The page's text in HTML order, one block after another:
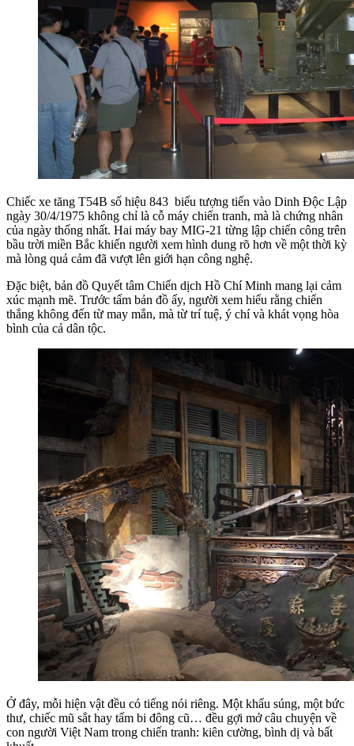
Chiếc xe tăng T54B số hiệu 843 biểu tượng tiến vào Dinh Độc Lập
ngày 30/4/1975 không chỉ là cỗ máy chiến tranh, mà là chứng nhân
của ngày thống nhất. Hai máy bay MIG-21 từng lập chiến công trên
bầu trời miền Bắc khiến người xem hình dung rõ hơn về một thời kỳ
mà lòng quả cảm đã vượt lên giới hạn công nghệ.
Đặc biệt, bản đồ Quyết tâm Chiến dịch Hồ Chí Minh mang lại cảm
xúc mạnh mẽ. Trước tấm bản đồ ấy, người xem hiểu rằng chiến
thắng không đến từ may mắn, mà từ trí tuệ, ý chí và khát vọng hòa
bình của cả dân tộc.
Ở đây, mỗi hiện vật đều có tiếng nói riêng. Một khẩu súng, một bức
thư, chiếc mũ sắt hay tấm bi đông cũ… đều gợi mở câu chuyện về
con người Việt Nam trong chiến tranh: kiên cường, bình dị và bất